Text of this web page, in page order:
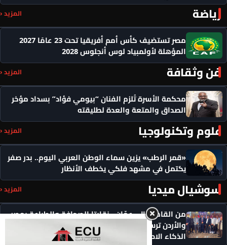
رياضة المزيد ‹
مصر تستضيف كأس أمم أفريقيا تحت 23 عامًا 2027
المؤهلة لأولمبياد لوس أنجلوس 2028
فن وثقافة المزيد ‹
محكمة الأسرة تُلزم الفنان “بيومي فؤاد” بسداد مؤخر
الصداق والمتعة والعدة لطليقته
علوم وتكنولوجيا المزيد ‹
«قمر الرطب» يزين سماء الوطن العربي اليوم.. بدر صفر
يكتمل في مشهد فلكي يخطف الأنظار
سوشيال ميديا المزيد ‹
من القاهرة إلى عمّان.. نقابتا الصحافة والطباعة بمصر
والأردن ترسمان ملامح تعاون عمالي جديد في عصر
الذكاء الاصطناعي